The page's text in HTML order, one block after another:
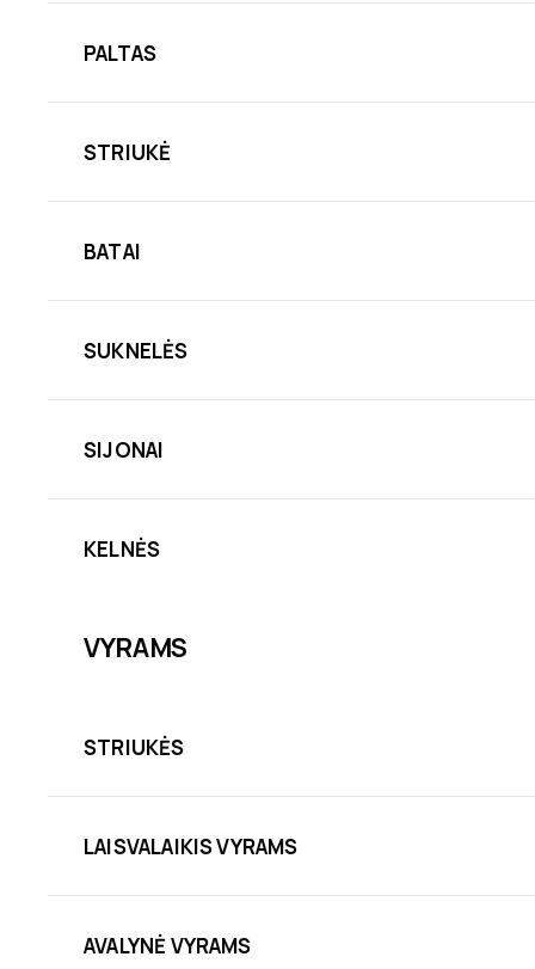
PALTAS
STRIUKĖ
BATAI
SUKNELĖS
SIJONAI
KELNĖS
VYRAMS
STRIUKĖS
LAISVALAIKIS VYRAMS
AVALYNĖ VYRAMS